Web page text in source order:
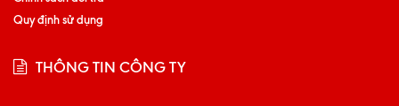
Quy định sử dụng
THÔNG TIN CÔNG TY